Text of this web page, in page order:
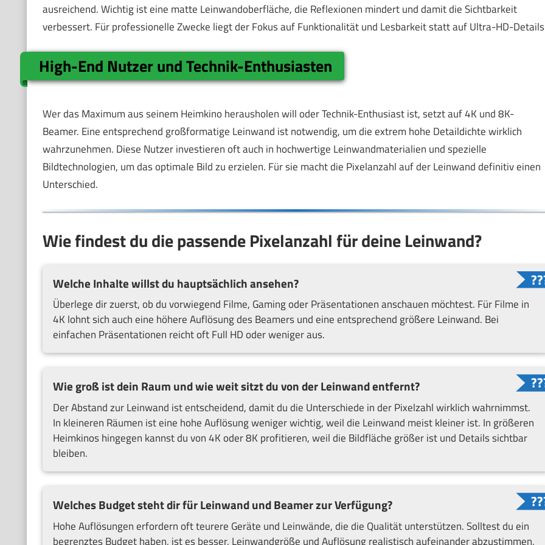
ausreichend. Wichtig ist eine matte Leinwandoberfläche, die Reflexionen mindert und damit die Sichtbarkeit
verbessert. Für professionelle Zwecke liegt der Fokus auf Funktionalität und Lesbarkeit statt auf Ultra-HD-
High-End Nutzer und Technik-Enthusiasten
Wer das Maximum aus seinem Heimkino herausholen will oder Technik-Enthusiast ist, setzt auf 4K und 8K-
Beamer. Eine entsprechend großformatige Leinwand ist notwendig, um die extrem hohe Detaildichte wirklich
wahrzunehmen. Diese Nutzer investieren oft auch in hochwertige Leinwandmaterialien und spezielle
Bildtechnologien, um das optimale Bild zu erzielen. Für sie macht die Pixelanzahl auf der Leinwand definitiv einen
Unterschied.
Wie findest du die passende Pixelanzahl für deine Leinwand?
Welche Inhalte willst du hauptsächlich ansehen?
Überlege dir zuerst, ob du vorwiegend Filme, Gaming oder Präsentationen anschauen möchtest. Für Filme in
4K lohnt sich auch eine höhere Auflösung des Beamers und eine entsprechend größere Leinwand. Bei
einfachen Präsentationen reicht oft Full HD oder weniger aus.
Wie groß ist dein Raum und wie weit sitzt du von der Leinwand entfernt?
Der Abstand zur Leinwand ist entscheidend, damit du die Unterschiede in der Pixelzahl wirklich wahrnimmst.
In kleineren Räumen ist eine hohe Auflösung weniger wichtig, weil die Leinwand meist kleiner ist. In größeren
Heimkinos hingegen kannst du von 4K oder 8K profitieren, weil die Bildfläche größer ist und Details sichtbar
bleiben.
Welches Budget steht dir für Leinwand und Beamer zur Verfügung?
Hohe Auflösungen erfordern oft teurere Geräte und Leinwände, die die Qualität unterstützen. Solltest du ein
begrenztes Budget haben, ist es besser, Leinwandgröße und Auflösung realistisch aufeinander abzustimmen,